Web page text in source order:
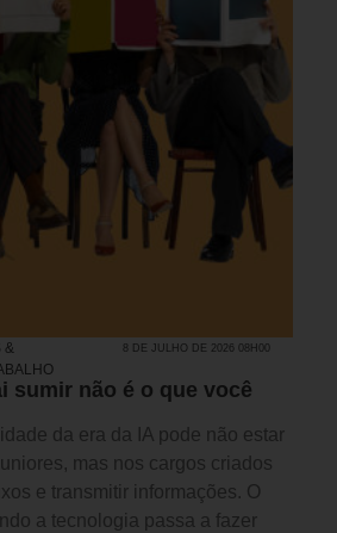
&
8 DE JULHO DE 2026 08H00
sumir não é o que você
da era da IA pode não estar
mas nos cargos criados
e transmitir informações. O
a tecnologia passa a fazer